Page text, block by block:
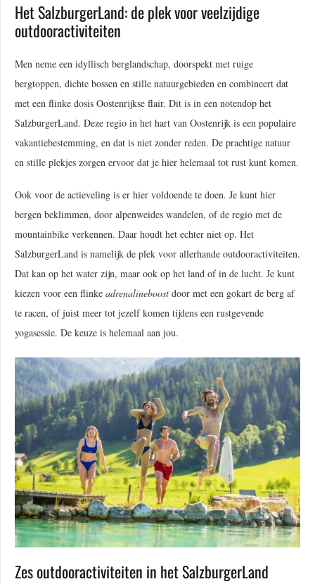
Het SalzburgerLand: de plek voor veelzijdige
outdooractiviteiten
Men neme een idyllisch berglandschap, doorspekt met ruige
bergtoppen, dichte bossen en stille natuurgebieden en combineert dat
met een flinke dosis Oostenrijkse flair. Dit is in een notendop het
SalzburgerLand. Deze regio in het hart van Oostenrijk is een populaire
vakantiebestemming, en dat is niet zonder reden. De prachtige natuur
en stille plekjes zorgen ervoor dat je hier helemaal tot rust kunt komen.
Ook voor de actieveling is er hier voldoende te doen. Je kunt hier
bergen beklimmen, door alpenweides wandelen, of de regio met de
mountainbike verkennen. Daar houdt het echter niet op. Het
SalzburgerLand is namelijk de plek voor allerhande outdooractiviteiten.
Dat kan op het water zijn, maar ook op het land of in de lucht. Je kunt
kiezen voor een flinke adrenalineboost door met een gokart de berg af
te racen, of juist meer tot jezelf komen tijdens een rustgevende
yogasessie. De keuze is helemaal aan jou.
Zes outdooractiviteiten in het SalzburgerLand